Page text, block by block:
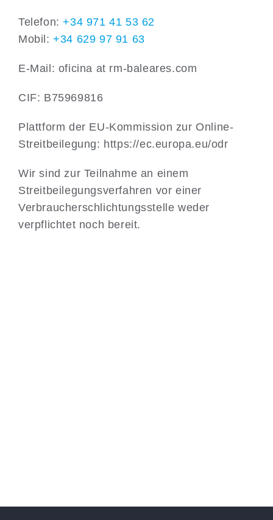
Telefon:+34 971 41 53 62
Mobil:+34 629 97 91 63
E-Mail: oficina at rm-baleares.com
CIF: B75969816
Plattform der EU-Kommission zur Online-
Streitbeilegung: https://ec.europa.eu/odr
Wir sind zur Teilnahme an einem
Streitbeilegungsverfahren vor einer
Verbraucherschlichtungsstelle weder
verpflichtet noch bereit.